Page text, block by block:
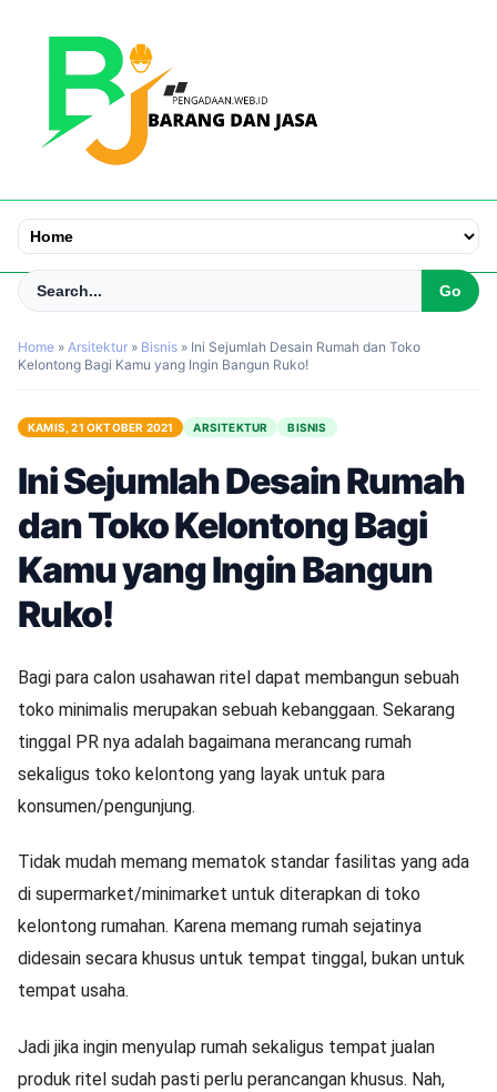
Home » Arsitektur » Bisnis » Ini Sejumlah Desain Rumah dan Toko
Kelontong Bagi Kamu yang Ingin Bangun Ruko!
KAMIS, 21 OKTOBER 2021 ARSITEKTUR BISNIS
Ini Sejumlah Desain Rumah
dan Toko Kelontong Bagi
Kamu yang Ingin Bangun
Ruko!
Bagi para calon usahawan ritel dapat membangun sebuah
toko minimalis merupakan sebuah kebanggaan. Sekarang
tinggal PR nya adalah bagaimana merancang rumah
sekaligus toko kelontong yang layak untuk para
konsumen/pengunjung.
Tidak mudah memang mematok standar fasilitas yang ada
di supermarket/minimarket untuk diterapkan di toko
kelontong rumahan. Karena memang rumah sejatinya
didesain secara khusus untuk tempat tinggal, bukan untuk
tempat usaha.
Jadi jika ingin menyulap rumah sekaligus tempat jualan
produk ritel sudah pasti perlu perancangan khusus. Nah,